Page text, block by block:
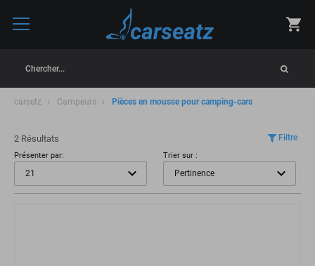
Chercher...
carsetz Campeurs Pièces en mousse pour camping-cars
2 Résultats Filtre
Présenter par: Trier sur :